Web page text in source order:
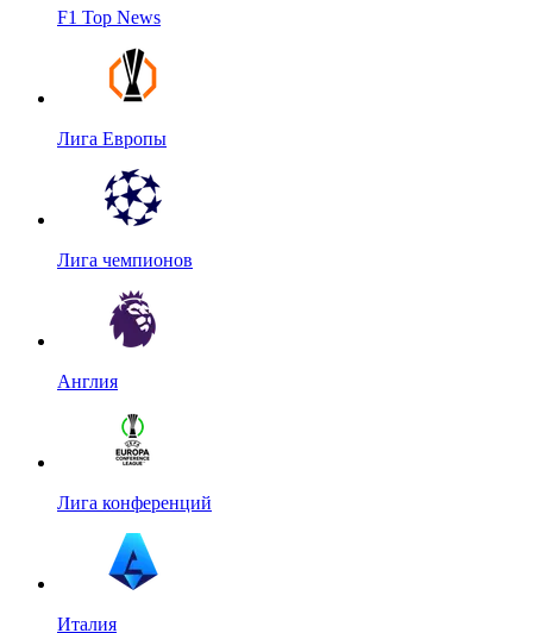
F1 Top News
Лига Европы
Лига чемпионов
Англия
Лига конференций
Италия